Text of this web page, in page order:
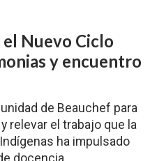
Nuevo Ciclo
y encuentro
de Beauchef para
relevar el trabajo que la
ha impulsado
docencia.